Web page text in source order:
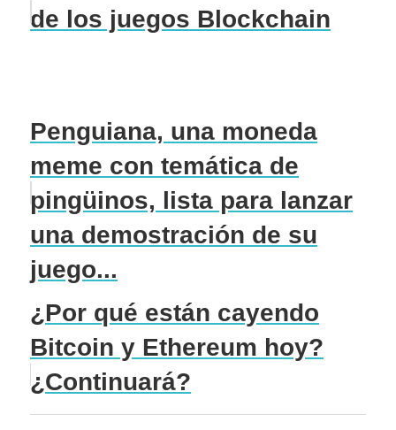
de los juegos Blockchain
Penguiana, una moneda
meme con temática de
pingüinos, lista para lanzar
una demostración de su
juego...
¿Por qué están cayendo
Bitcoin y Ethereum hoy?
¿Continuará?